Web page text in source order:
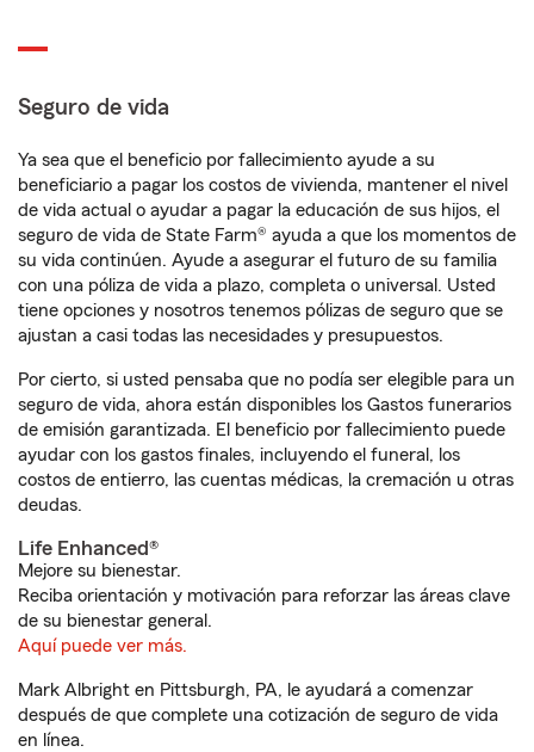
Seguro de vida
Ya sea que el beneficio por fallecimiento ayude a su
beneficiario a pagar los costos de vivienda, mantener el nivel
de vida actual o ayudar a pagar la educación de sus hijos, el
seguro de vida de State Farm® ayuda a que los momentos de
su vida continúen. Ayude a asegurar el futuro de su familia
con una póliza de vida a plazo, completa o universal. Usted
tiene opciones y nosotros tenemos pólizas de seguro que se
ajustan a casi todas las necesidades y presupuestos.
Por cierto, si usted pensaba que no podía ser elegible para un
seguro de vida, ahora están disponibles los Gastos funerarios
de emisión garantizada. El beneficio por fallecimiento puede
ayudar con los gastos finales, incluyendo el funeral, los
costos de entierro, las cuentas médicas, la cremación u otras
deudas.
Life Enhanced®
Mejore su bienestar.
Reciba orientación y motivación para reforzar las áreas clave
de su bienestar general.
Aquí puede ver más.
Mark Albright en Pittsburgh, PA, le ayudará a comenzar
después de que complete una cotización de seguro de vida
en línea.